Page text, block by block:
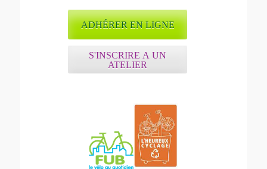
ADHÉRER EN LIGNE
S'INSCRIRE A UN
ATELIER